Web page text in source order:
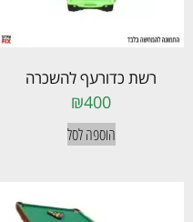
רשת כדורעף להשכרה
₪400
הוספה לסל